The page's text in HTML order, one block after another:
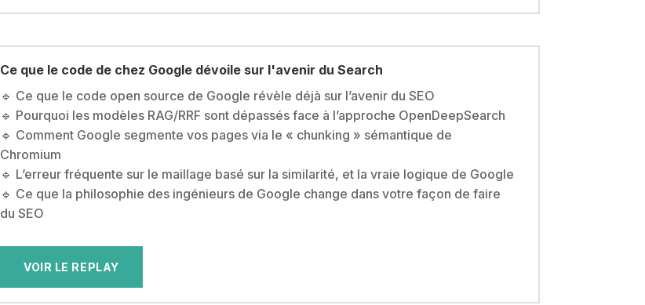
Ce que le code de chez Google dévoile sur l'avenir du Search
🔹 Ce que le code open source de Google révèle déjà sur l’avenir du SEO
🔹 Pourquoi les modèles RAG/RRF sont dépassés face à l’approche OpenDeepSearch
🔹 Comment Google segmente vos pages via le « chunking » sémantique de
Chromium
🔹 L’erreur fréquente sur le maillage basé sur la similarité, et la vraie logique de Google
🔹 Ce que la philosophie des ingénieurs de Google change dans votre façon de faire
du SEO
VOIR LE REPLAY